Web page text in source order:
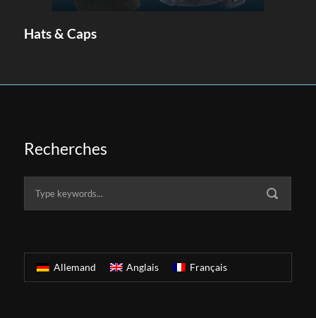
Hats & Caps
Recherches
Allemand Anglais Français